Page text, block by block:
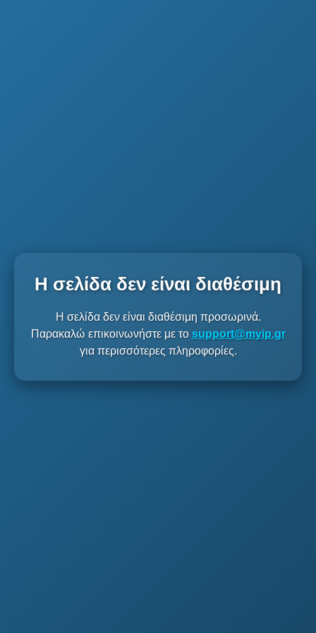
Η σελίδα δεν είναι διαθέσιμη
Η σελίδα δεν είναι διαθέσιμη προσωρινά.
Παρακαλώ επικοινωνήστε με το support@myip.gr
για περισσότερες πληροφορίες.